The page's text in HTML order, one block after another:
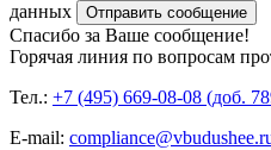
данных
Отправить сообщение
Спасибо за Ваше сообщение!
Горячая линия по вопросам
Тел.: +7 (495) 669-08-08 (доб.
E-mail: